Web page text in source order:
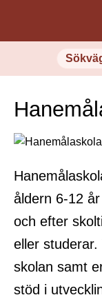
åldern 6-12
och efter
eller
skolan samt
stöd i